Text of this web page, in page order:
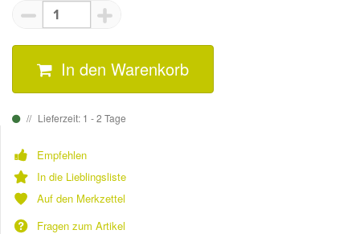
In den Warenkorb
Lieferzeit: 1 - 2 Tage
Empfehlen
In die Lieblingsliste
Auf den Merkzettel
Fragen zum Artikel